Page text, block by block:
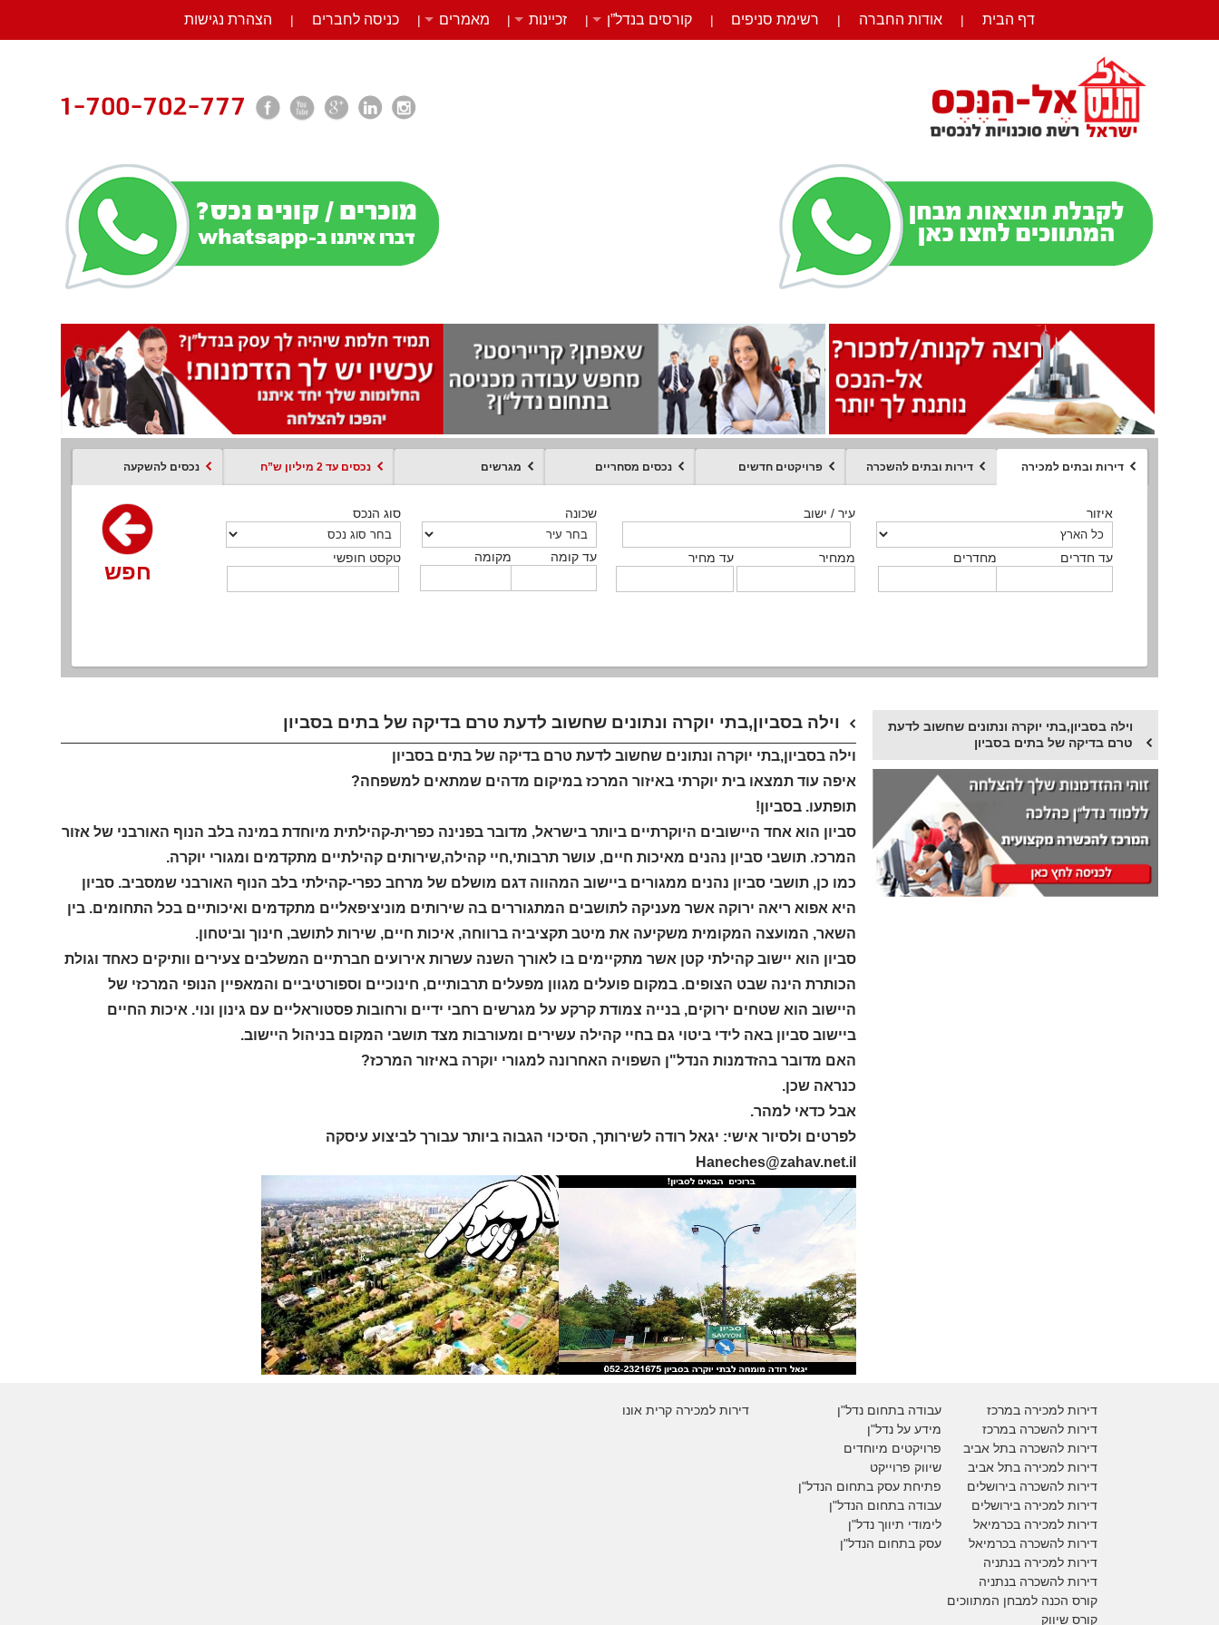
דף הבית | אודות החברה | רשימת סניפים | קורסים בנדל”ן | זכיינות | מאמרים | כניסה לחברים | הצהרת נגישות
דירות ובתים למכירה דירות ובתים להשכרה פרויקטים חדשים נכסים מסחריים מגרשים נכסים עד 2 מיליון ש”ח נכסים להשקעה
איזור
מחדרים עד חדרים
עיר / ישוב
ממחיר עד מחיר
שכונה
מקומה עד קומה
סוג הנכס
טקסט חופשי
חפש
איזור
מחדרים עד חדרים
עיר / ישוב
ממחיר עד מחיר
שכונה
מקומה עד קומה
סוג הנכס
טקסט חופשי
חפש
איזור
מחדרים עד חדרים
עיר / ישוב
ממחיר עד מחיר
שכונה
מקומה עד קומה
סוג הנכס
טקסט חופשי
חפש
איזור
סוג הנכס
עיר / ישוב
ממחיר עד מחיר
שכונה
מקומה עד קומה
סוג עסקה
טקסט חופשי
חפש
סוג הנכס ממחיר מקומה
חפש
איזור
מחדרים עד חדרים
עיר / ישוב
מקומה עד קומה
שכונה
טקסט חופשי
סוג הנכס
חפש
איזור
סוג הנכס
עיר / ישוב
ממחיר עד מחיר
שכונה
מקומה עד קומה
טקסט חופשי
חפש
וילה בסביון,בתי יוקרה ונתונים שחשוב לדעת טרם בדיקה של בתים בסביון
וילה בסביון,בתי יוקרה ונתונים שחשוב לדעת טרם בדיקה של בתים בסביון
איפה עוד תמצאו בית יוקרתי באיזור המרכז במיקום מדהים שמתאים למשפחה?
תופתעו. בסביון!
סביון הוא אחד היישובים היוקרתיים ביותר בישראל, מדובר בפנינה כפרית-קהילתית מיוחדת במינה בלב הנוף האורבני של אזור
המרכז. תושבי סביון נהנים מאיכות חיים, עושר תרבותי,חיי קהילה,שירותים קהילתיים מתקדמים ומגורי יוקרה.
כמו כן, תושבי סביון נהנים ממגורים ביישוב המהווה דגם מושלם של מרחב כפרי-קהילתי בלב הנוף האורבני שמסביב. סביון
היא אפוא ריאה ירוקה אשר מעניקה לתושבים המתגוררים בה שירותים מוניציפאליים מתקדמים ואיכותיים בכל התחומים. בין
השאר, המועצה המקומית משקיעה את מיטב תקציביה ברווחה, איכות חיים, שירות לתושב, חינוך וביטחון.
סביון הוא יישוב קהילתי קטן אשר מתקיימים בו לאורך השנה עשרות אירועים חברתיים המשלבים צעירים וותיקים כאחד וגולת
הכותרת הינה שבט הצופים. במקום פועלים מגוון מפעלים תרבותיים, חינוכיים וספורטיביים והמאפיין הנופי המרכזי של
היישוב הוא שטחים ירוקים, בנייה צמודת קרקע על מגרשים רחבי ידיים ורחובות פסטוראליים עם גינון ונוי. איכות החיים
ביישוב סביון באה לידי ביטוי גם בחיי קהילה עשירים ומעורבות מצד תושבי המקום בניהול היישוב.
האם מדובר בהזדמנות הנדל"ן השפויה האחרונה למגורי יוקרה באיזור המרכז?
כנראה שכן.
אבל כדאי למהר.
לפרטים ולסיור אישי: יגאל רודה לשירותך, הסיכוי הגבוה ביותר עבורך לביצוע עיסקה
Haneches@zahav.net.il
וילה בסביון,בתי יוקרה ונתונים שחשוב לדעת
טרם בדיקה של בתים בסביון
דירות למכירה קרית אונו
דירות למכירה במרכז
דירות להשכרה במרכז
דירות להשכרה בתל אביב
דירות למכירה בתל אביב
דירות להשכרה בירושלים
דירות למכירה בירושלים
דירות למכירהבכרמיאל
דירות להשכרהבכרמיאל
דירות למכירה בנתניה
דירות להשכרה בנתניה
קורס הכנה למבחן המתווכים
קורס שיווק
עבודה בתחום נדל"ן
מידע על נדל"ן
פרויקטים מיוחדים
שיווק פרוייקט
פתיחת עסק בתחום הנדל"ן
עבודה בתחום הנדל"ן
לימודי תיווך נדל"ן
עסק בתחום הנדל"ן